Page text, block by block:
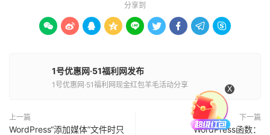
分享到
        
1号优惠网·51福利网发布
1号优惠网·51福利网现金红包羊毛活动分享
上一篇
WordPress“添加媒体”文件时只
下一篇
WordPress函数：
X